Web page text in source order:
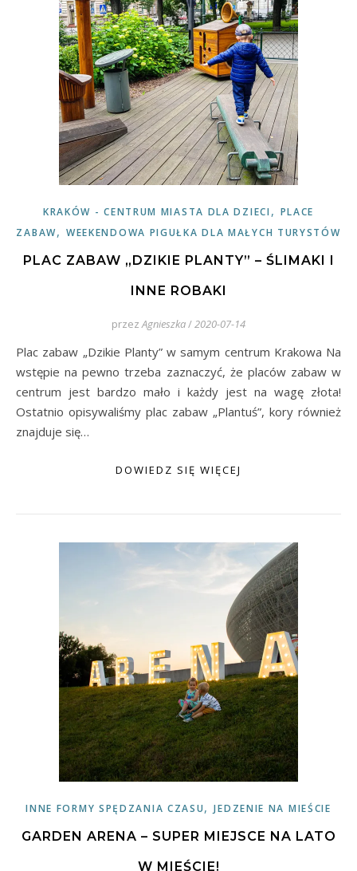
KRAKÓW - CENTRUM MIASTA DLA DZIECI, PLACE
ZABAW, WEEKENDOWA PIGUŁKA DLA MAŁYCH TURYSTÓW
PLAC ZABAW „DZIKIE PLANTY” – ŚLIMAKI I
INNE ROBAKI
przez Agnieszka/2020-07-14
Plac zabaw „Dzikie Planty” w samym centrum Krakowa Na
wstępie na pewno trzeba zaznaczyć, że placów zabaw w
centrum jest bardzo mało i każdy jest na wagę złota!
Ostatnio opisywaliśmy plac zabaw „Plantuś”, kory również
znajduje się…
DOWIEDZ SIĘ WIĘCEJ
INNE FORMY SPĘDZANIA CZASU,JEDZENIE NA MIEŚCIE
GARDEN ARENA – SUPER MIEJSCE NA LATO
W MIEŚCIE!